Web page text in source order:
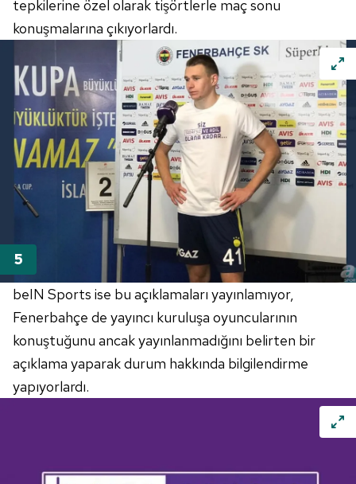
tepkilerine özel olarak tişörtlerle maç sonu
konuşmalarına çıkıyorlardı.
beIN Sports ise bu açıklamaları yayınlamıyor,
Fenerbahçe de yayıncı kuruluşa oyuncularının
konuştuğunu ancak yayınlanmadığını belirten bir
açıklama yaparak durum hakkında bilgilendirme
yapıyorlardı.